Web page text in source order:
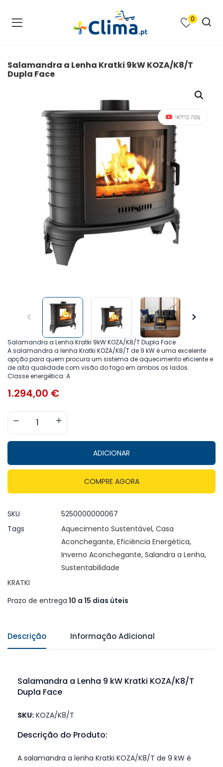
e Barbecues )
0
Salamandra a Lenha Kratki 9kW KOZA/K8/T
Dupla Face
צפה בוידאו
Salamandra a Lenha Kratki 9kW KOZA/K8/T Dupla Face
A salamandra a lenha Kratki KOZA/K8/T de 9 kW é uma excelente
opção para quem procura um sistema de aquecimento eficiente e
de alta qualidade com visão do fogo em ambos os lados.
Classe energética: A
1.294,00 €
ADICIONAR
COMPRE AGORA
SKU
5250000000067
Tags
Aquecimento Sustentável, Casa
Aconchegante, Eficiência Energética,
Inverno Aconchegante, Salandra a Lenha,
Sustentabilidade
KRATKI
Prazo de entrega 10 a 15 dias úteis
Descrição Informação Adicional
Salamandra a Lenha 9 kW Kratki KOZA/K8/T
Dupla Face
SKU: KOZA/K8/T
Descrição do Produto:
A salamandra a lenha Kratki KOZA/K8/T de 9 kW é